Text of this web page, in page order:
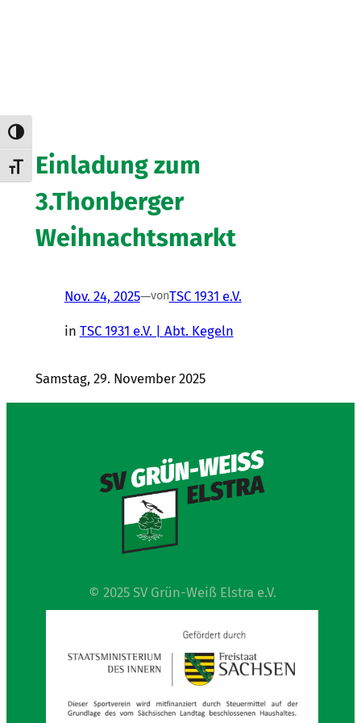
Umschalten auf hohe Kontraste
Schrift vergrößern
Einladung zum
3.Thonberger
Weihnachtsmarkt
Nov. 24, 2025—vonTSC 1931 e.V.
in TSC 1931 e.V. | Abt. Kegeln
Samstag, 29. November 2025
© 2025 SV Grün-Weiß Elstra e.V.